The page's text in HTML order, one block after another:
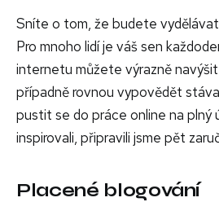
Sníte o tom, že budete
Pro mnoho lidí je váš sen
internetu můžete výrazně
případně rovnou vypovědět
pustit se do práce online na plný
inspirovali, připravili jsme pět
Placené blogování